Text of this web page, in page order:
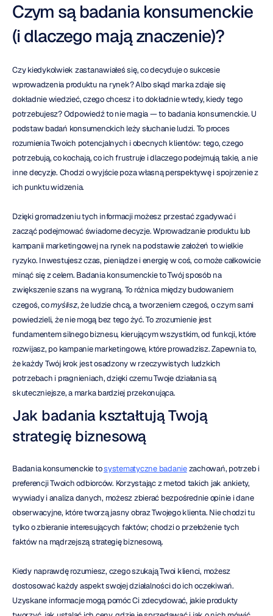
Czym są badania konsumenckie
(i dlaczego mają znaczenie)?
Czy kiedykolwiek zastanawiałeś się, co decyduje o sukcesie
wprowadzenia produktu na rynek? Albo skąd marka zdaje się
dokładnie wiedzieć, czego chcesz i to dokładnie wtedy, kiedy tego
potrzebujesz? Odpowiedź to nie magia — to badania konsumenckie. U
podstaw badań konsumenckich leży słuchanie ludzi. To proces
rozumienia Twoich potencjalnych i obecnych klientów: tego, czego
potrzebują, co kochają, co ich frustruje i dlaczego podejmują takie, a nie
inne decyzje. Chodzi o wyjście poza własną perspektywę i spojrzenie z
ich punktu widzenia.
Dzięki gromadzeniu tych informacji możesz przestać zgadywać i
zacząć podejmować świadome decyzje. Wprowadzanie produktu lub
kampanii marketingowej na rynek na podstawie założeń to wielkie
ryzyko. Inwestujesz czas, pieniądze i energię w coś, co może całkowicie
minąć się z celem. Badania konsumenckie to Twój sposób na
zwiększenie szans na wygraną. To różnica między budowaniem
czegoś, co myślisz, że ludzie chcą, a tworzeniem czegoś, o czym sami
powiedzieli, że nie mogą bez tego żyć. To zrozumienie jest
fundamentem silnego biznesu, kierującym wszystkim, od funkcji, które
rozwijasz, po kampanie marketingowe, które prowadzisz. Zapewnia to,
że każdy Twój krok jest osadzony w rzeczywistych ludzkich
potrzebach i pragnieniach, dzięki czemu Twoje działania są
skuteczniejsze, a marka bardziej przekonująca.
Jak badania kształtują Twoją
strategię biznesową
Badania konsumenckie to systematyczne badanie zachowań, potrzeb i
preferencji Twoich odbiorców. Korzystając z metod takich jak ankiety,
wywiady i analiza danych, możesz zbierać bezpośrednie opinie i dane
obserwacyjne, które tworzą jasny obraz Twojego klienta. Nie chodzi tu
tylko o zbieranie interesujących faktów; chodzi o przełożenie tych
faktów na mądrzejszą strategię biznesową.
Kiedy naprawdę rozumiesz, czego szukają Twoi klienci, możesz
dostosować każdy aspekt swojej działalności do ich oczekiwań.
Uzyskane informacje mogą pomóc Ci zdecydować, jakie produkty